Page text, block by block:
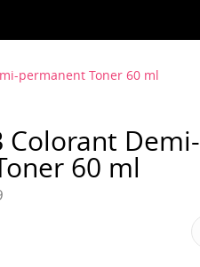
permanent Toner 60 ml
Colorant Demi-
60 ml